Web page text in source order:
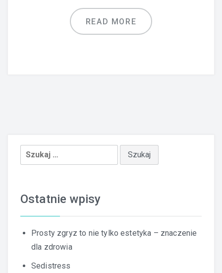
READ MORE
Szukaj:
Ostatnie wpisy
Prosty zgryz to nie tylko estetyka – znaczenie
dla zdrowia
Sedistress